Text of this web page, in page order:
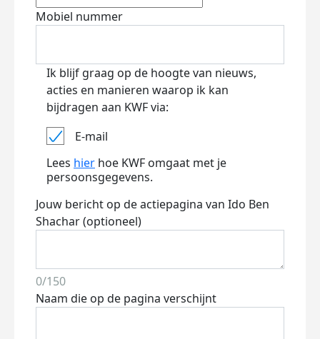
Mobiel nummer
Ik blijf graag op de hoogte van nieuws,
acties en manieren waarop ik kan
bijdragen aan KWF via:
E-mail
Lees hier hoe KWF omgaat met je
persoonsgegevens.
Jouw bericht op de actiepagina van Ido Ben
Shachar (optioneel)
0/150
Naam die op de pagina verschijnt